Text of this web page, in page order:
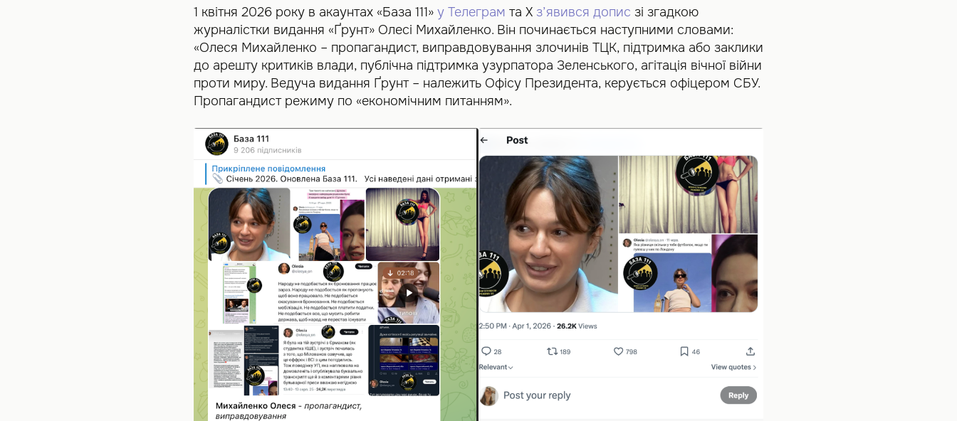
1 квітня 2026 року в акаунтах «База 111» у Телеграм та Х з’явився допис зі згадкою
журналістки видання «Ґрунт» Олесі Михайленко. Він починається наступними словами:
«Олеся Михайленко – пропагандист, виправдовування злочинів ТЦК, підтримка або заклики
до арешту критиків влади, публічна підтримка узурпатора Зеленського, агітація вічної війни
проти миру. Ведуча видання Ґрунт – належить Офісу Президента, керується офіцером СБУ.
Пропагандист режиму по «економічним питанням».